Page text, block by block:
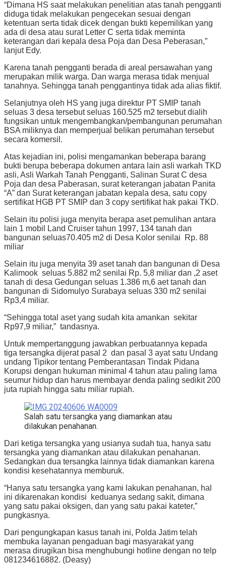
“Dimana HS saat melakukan penelitian atas tanah pengganti
diduga tidak melakukan pengecekan sesuai dengan
ketentuan serta tidak dicek dengan bukti kepemilikan yang
ada di desa atau surat Letter C serta tidak meminta
keterangan dari kepala desa Poja dan Desa Peberasan,”
lanjut Edy.
Karena tanah pengganti berada di areal persawahan yang
merupakan milik warga. Dan warga merasa tidak menjual
tanahnya. Sehingga tanah penggantinya tidak ada alias fiktif.
Selanjutnya oleh HS yang juga direktur PT SMIP tanah
seluas 3 desa tersebut seluas 160.525 m2 tersebut dialih
fungsikan untuk mengembangkan/pembangunan perumahan
BSA miliknya dan memperjual belikan perumahan tersebut
secara komersil.
Atas kejadian ini, polisi mengamankan beberapa barang
bukti berupa beberapa dokumen antara lain asli warkah TKD
asli, Asli Warkah Tanah Pengganti, Salinan Surat C desa
Poja dan desa Paberasan, surat keterangan jabatan Panita
“A” dan Surat keterangan jabatan kepala desa, satu copy
sertifikat HGB PT SMIP dan 3 copy sertifikat hak pakai TKD.
Selain itu polisi juga menyita berapa aset pemulihan antara
lain 1 mobil Land Cruiser tahun 1997, 134 tanah dan
bangunan seluas70.405 m2 di Desa Kolor senilai Rp. 88
miliar
Selain itu juga menyita 39 aset tanah dan bangunan di Desa
Kalimook seluas 5.882 m2 senilai Rp. 5,8 miliar dan ,2 aset
tanah di desa Gedungan seluas 1.386 m,6 aet tanah dan
bangunan di Sidomulyo Surabaya seluas 330 m2 senilai
Rp3,4 miliar.
“Sehingga total aset yang sudah kita amankan sekitar
Rp97,9 miliar,” tandasnya.
Untuk mempertanggung jawabkan perbuatannya kepada
tiga tersangka dijerat pasal 2 dan pasal 3 ayat satu Undang
undang Tipikor tentang Pemberantasan Tindak Pidana
Korupsi dengan hukuman minimal 4 tahun atau paling lama
seumur hidup dan harus membayar denda paling sedikit 200
juta rupiah hingga satu miliar rupiah.
Salah satu tersangka yang diamankan atau
dilakukan penahanan.
Dari ketiga tersangka yang usianya sudah tua, hanya satu
tersangka yang diamankan atau dilakukan penahanan.
Sedangkan dua tersangka lainnya tidak diamankan karena
kondisi kesehatannya memburuk.
“Hanya satu tersangka yang kami lakukan penahanan, hal
ini dikarenakan kondisi keduanya sedang sakit, dimana
yang satu pakai oksigen, dan yang satu pakai kateter,”
pungkasnya.
Dari pengungkapan kasus tanah ini, Polda Jatim telah
membuka layanan pengaduan bagi masyarakat yang
merasa dirugikan bisa menghubungi hotline dengan no telp
081234616882. (Deasy)